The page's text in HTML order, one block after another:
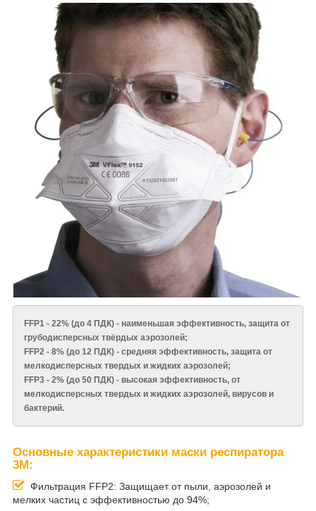
FFP1 - 22% (до 4 ПДК) - наименьшая эффективность, защита от
грубодисперсных твёрдых аэрозолей;
FFP2 - 8% (до 12 ПДК) - средняя эффективность, защита от
мелкодисперсных твердых и жидких аэрозолей;
FFP3 - 2% (до 50 ПДК) - высокая эффективность, от
мелкодисперсных твердых и жидких аэрозолей, вирусов и
бактерий.
Основные характеристики маски респиратора
3M:
Фильтрация FFP2: Защищает от пыли, аэрозолей и
мелких частиц с эффективностью до 94%;